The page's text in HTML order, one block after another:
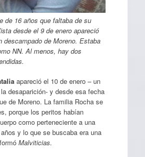
de 16 años que faltaba de su
desde el 9 de enero apareció
descampado de Moreno. Estaba
NN. Al menos, hay dos
apareció el 10 de enero – un
desaparición- y desde esa fecha
de Moreno. La familia Rocha se
porque los peritos habían
como perteneciente a una
y lo que se buscaba era una
Malviticias.